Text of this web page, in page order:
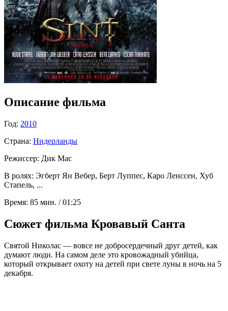
Описание фильма
Год: 2010
Страна: Нидерланды
Режиссер: Дик Мас
В ролях: Эгберт Ян Вебер, Берт Луппес, Каро Ленссен, Хуб
Стапель, ...
Время: 85 мин. / 01:25
Сюжет фильма Кровавый Санта
Святой Николас — вовсе не добросердечный друг детей, как
думают люди. На самом деле это кровожадный убийца,
который открывает охоту на детей при свете луны в ночь на 5
декабря.